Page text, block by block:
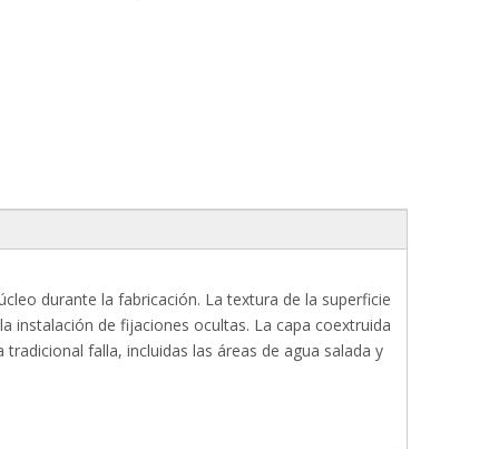
durante la fabricación. La textura de la superficie
instalación de fijaciones ocultas. La capa coextruida
falla, incluidas las áreas de agua salada y